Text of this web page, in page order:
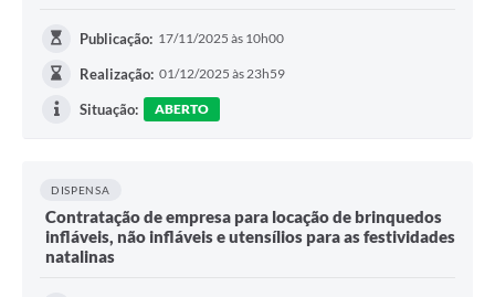
Publicação: 17/11/2025 às 10h00
Realização: 01/12/2025 às 23h59
Situação: ABERTO
DISPENSA
Contratação de empresa para locação de brinquedos
infláveis, não infláveis e utensílios para as festividades
natalinas